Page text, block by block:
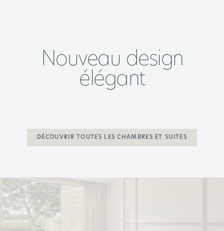
Nouveau design
élégant
DÉCOUVRIR TOUTES LES CHAMBRES ET SUITES